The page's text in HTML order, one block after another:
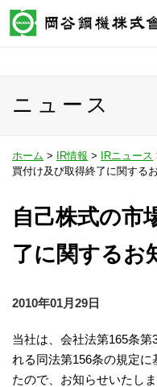
ニュース
ホーム > IR情報 > IRニュース
買付け及び取得終了に関する
自己株式の市
了に関するお
2010年01月29日
当社は、会社法第165条
れる同法第156条の規定
たので、お知らせいたし